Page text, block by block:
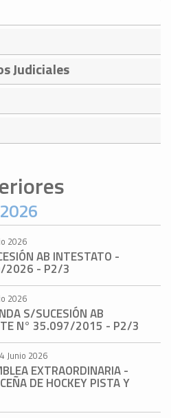
Judiciales
2026
AB INTESTATO -
2026 - P2/3
2026
S/SUCESIÓN AB
N° 35.097/2015 - P2/3
Junio 2026
EXTRAORDINARIA -
DE HOCKEY PISTA Y